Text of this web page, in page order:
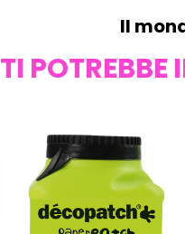
Il
TI POTREBBE